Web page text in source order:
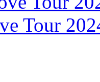
Tour